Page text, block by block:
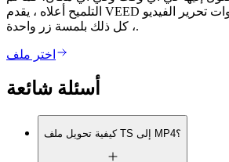
التلميح أعلاه ، يقدم VEED مجموعة واسعة من أدوات تحرير الفيديو
، كل ذلك بلمسة زر واحدة.
اختر ملف
أسئلة شائعة
كيفية تحويل ملف TS إلى MP4؟